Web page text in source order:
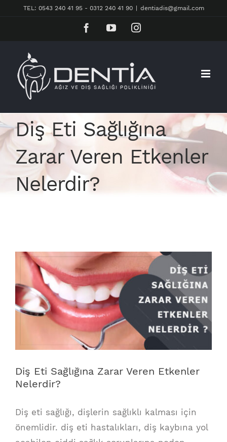
TEL: 0543 240 41 95 - 0312 240 41 90 dentiadis@gmail.com
FacebookYouTubeInstagram
Diş Eti Sağlığına
Zarar Veren Etkenler
Nelerdir?
View
Larger
Image
Diş Eti Sağlığına Zarar Veren Etkenler
Nelerdir?
Diş eti sağlığı, dişlerin sağlıklı kalması için
önemlidir. diş eti hastalıkları, diş kaybına yol